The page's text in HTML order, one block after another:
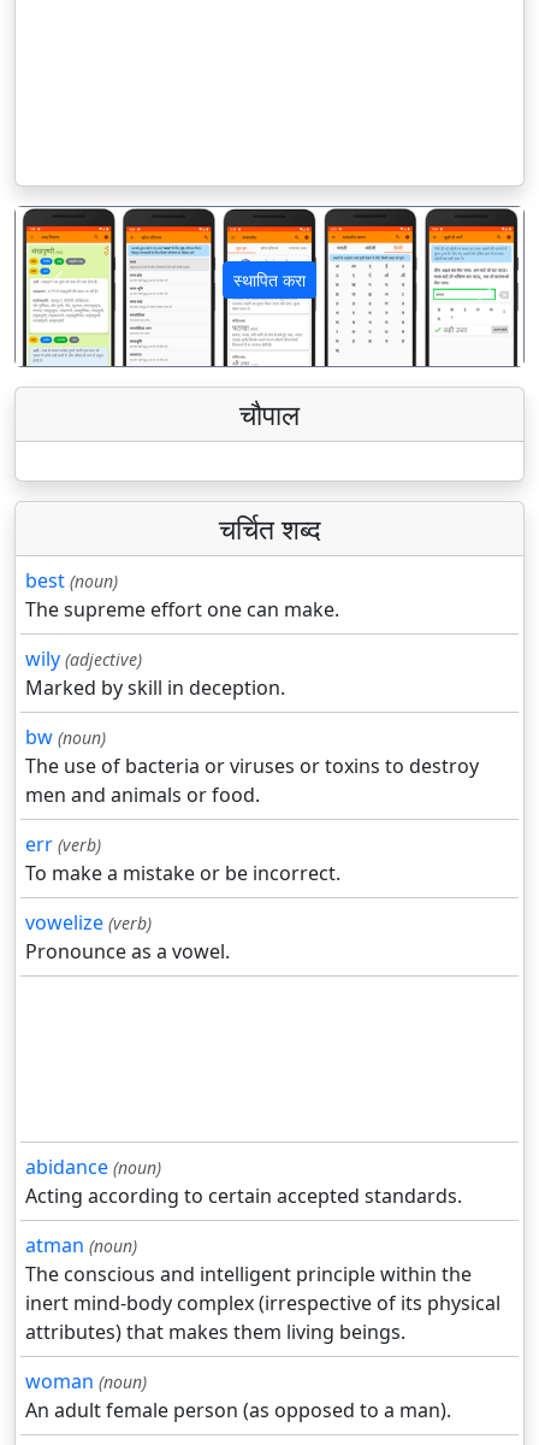
स्थापित करा
पिछला अगला
चौपाल
चर्चित शब्द
best (noun)
The supreme effort one can make.
wily (adjective)
Marked by skill in deception.
bw (noun)
The use of bacteria or viruses or toxins to destroy
men and animals or food.
err (verb)
To make a mistake or be incorrect.
vowelize (verb)
Pronounce as a vowel.
abidance (noun)
Acting according to certain accepted standards.
atman (noun)
The conscious and intelligent principle within the
inert mind-body complex (irrespective of its physical
attributes) that makes them living beings.
woman (noun)
An adult female person (as opposed to a man).